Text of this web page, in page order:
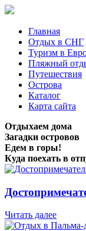
Главная
Отдых в СНГ
Туризм в
Пляжный
Путешествия
Острова
Каталог
Карта сайта
Отдыхаем дома
Загадки островов
Едем в горы!
Куда поехать в
Читать далее